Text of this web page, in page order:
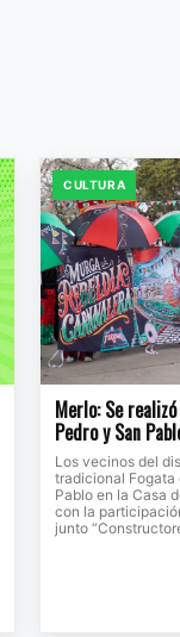
CULTURA
Merlo: Se
Pedro y San
Los vecinos del
tradicional Fogata
Pablo en la Casa
con la
junto